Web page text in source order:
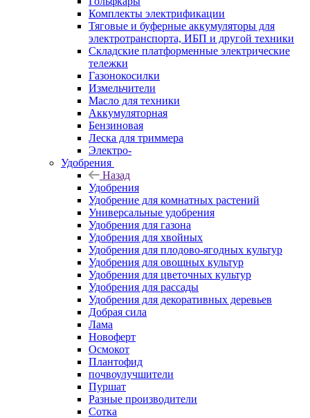
Комплекты электрификации
Тяговые и буферные аккумуляторы для
электротранспорта, ИБП и другой техники
Складские платформенные электрические
тележки
Газонокосилки
Измельчители
Масло для техники
Аккумуляторная
Бензиновая
Леска для триммера
Электро-
Удобрения
Назад
Удобрения
Удобрение для комнатных растений
Универсальные удобрения
Удобрения для газона
Удобрения для хвойных
Удобрения для плодово-ягодных культур
Удобрения для овощных культур
Удобрения для цветочных культур
Удобрения для рассады
Удобрения для декоративных деревьев
Добрая сила
Лама
Новоферт
Осмокот
Плантофид
почвоулучшители
Пуршат
Разные производители
Сотка